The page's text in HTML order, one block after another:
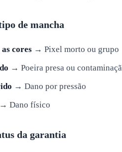
de mancha
cores → Pixel morto ou grupo
→ Poeira presa ou
→ Dano por pressão
→ Dano físico
da garantia